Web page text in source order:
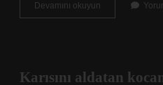
Devamını okuyun
aldatan
Karısını aldatan